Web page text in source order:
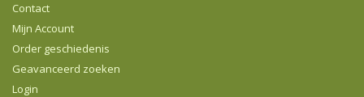
Contact
Mijn Account
Order geschiedenis
Geavanceerd zoeken
Login